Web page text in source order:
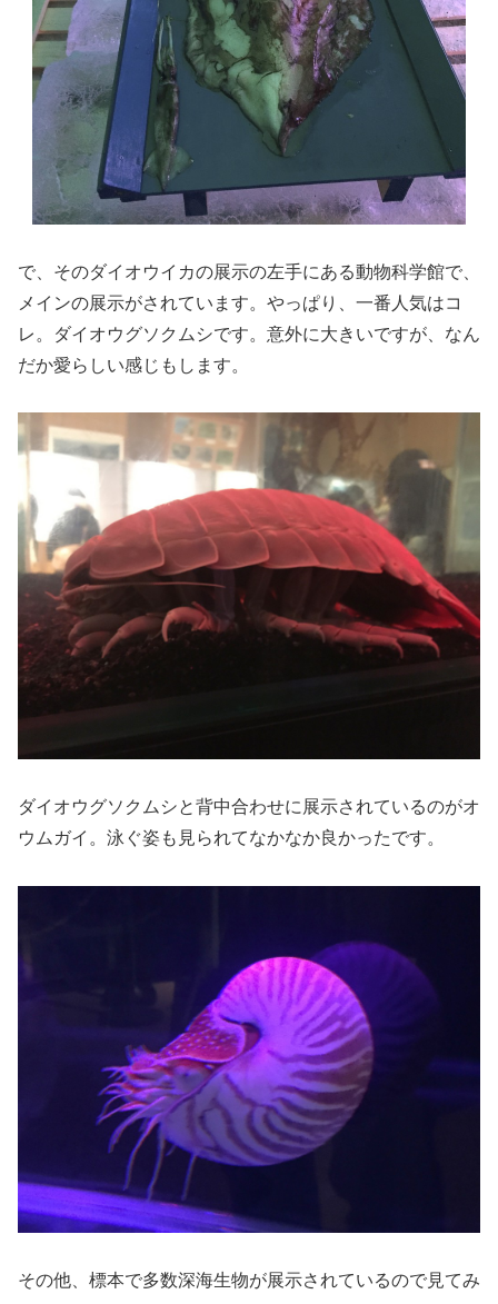
で、そのダイオウイカの展示の左手にある動物科学館で、
メインの展示がされています。やっぱり、一番人気はコ
レ。ダイオウグソクムシです。意外に大きいですが、なん
だか愛らしい感じもします。
ダイオウグソクムシと背中合わせに展示されているのがオ
ウムガイ。泳ぐ姿も見られてなかなか良かったです。
その他、標本で多数深海生物が展示されているので見てみ